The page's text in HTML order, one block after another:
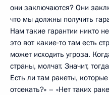
они заключаются? Они
что мы должны получить
Нам такие гарантии никто
это вот какие‑то там есть
может исходить угроза.
страны, молчат. Значит,
Есть ли там ракеты,
отсекать?» – «Нет таких